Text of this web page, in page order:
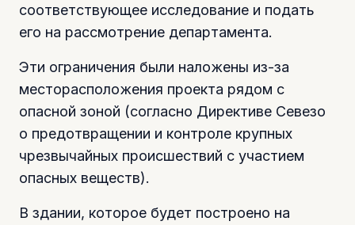
соответствующее исследование и подать
его на рассмотрение департамента.
Эти ограничения были наложены из-за
месторасположения проекта рядом с
опасной зоной (согласно Директиве Севезо
о предотвращении и контроле крупных
чрезвычайных происшествий с участием
опасных веществ).
В здании, которое будет построено на